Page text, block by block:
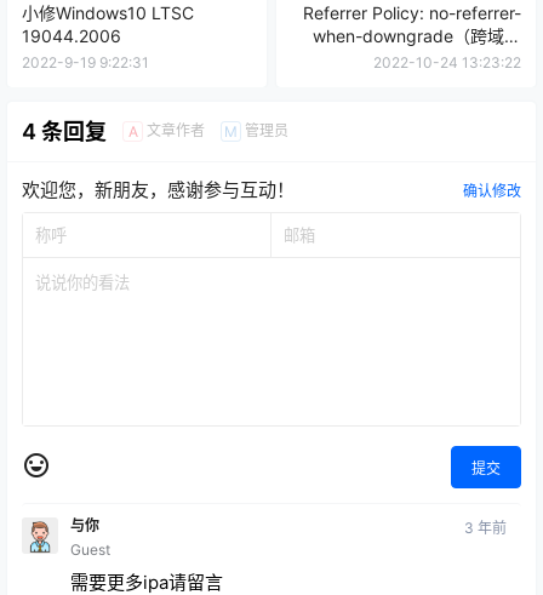
小修Windows10 LTSC
19044.2006
2022-9-19 9:22:31
Referrer Policy: no-referrer-
when-downgrade（跨域错
误）
2022-10-24 13:23:22
4 条回复 A 文章作者 M 管理员
欢迎您，新朋友，感谢参与互动！ 确认修改
提交
与你
Guest
3 年前
需要更多ipa请留言